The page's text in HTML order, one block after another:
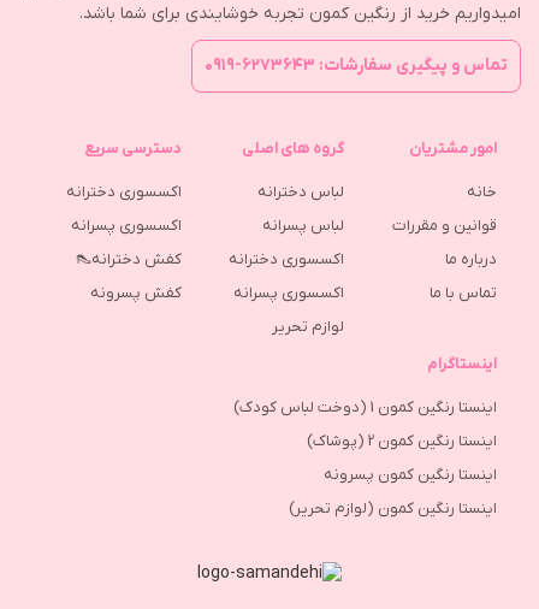
امیدواریم خرید از رنگین کمون تجربه خوشایندی برای شما باشد.
تماس و پیگیری سفارشات: ۶۲۷۳۶۴۳-۰۹۱۹
امور مشتریان
خانه
قوانین و مقررات
درباره ما
تماس با ما
گروه های اصلی
لباس دخترانه
لباس پسرانه
اکسسوری دخترانه
اکسسوری پسرانه
لوازم تحریر
دسترسی سریع
اکسسوری دخترانه
اکسسوری پسرانه
کفش دخترانه👠
كفش پسرونه
اینستاگرام
اینستا رنگین کمون 1 (دوخت لباس کودک)
اینستا رنگین کمون 2 (پوشاک)
اینستا رنگین کمون پسرونه
اینستا رنگین کمون (لوازم تحریر)